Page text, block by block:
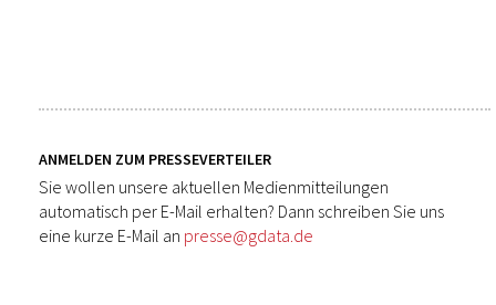
ANMELDEN ZUM PRESSEVERTEILER
Sie wollen unsere aktuellen Medienmitteilungen
automatisch per E-Mail erhalten? Dann schreiben Sie uns
eine kurze E-Mail an presse@gdata.de